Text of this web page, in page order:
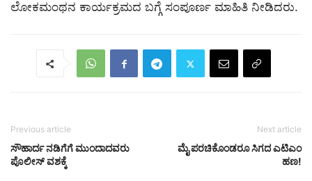
ಲೋಕಮಂಥನ ಕಾರ್ಯಕ್ರಮದ ಬಗ್ಗೆ ಸಂಪೂರ್ಣ ಮಾಹಿತಿ ನೀಡಿದರು.
Previous article
ಸೌಹಾರ್ದ ನಡಿಗೆಗೆ ಮುಂದಾದವರು
ಪೊಲೀಸ್ ವಶಕ್ಕೆ
Next article
ಮೈ ಪರಚಿಕೊಂಡರೂ ಸಿಗದ ಎಟಿಎಂ
ಹಣ!